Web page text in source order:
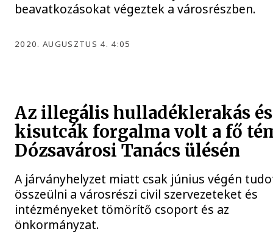
beavatkozásokat végeztek a városrészben.
2020. AUGUSZTUS 4. 4:05
Az illegális hulladéklerakás
kisutcák forgalma volt a fő
Dózsavárosi Tanács ülésén
A járványhelyzet miatt csak június végén
összeülni a városrészi civil szervezeteket és
intézményeket tömörítő csoport és az
önkormányzat.